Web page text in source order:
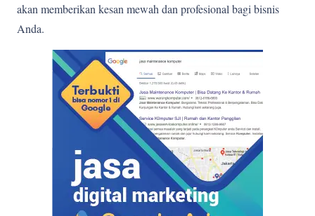
akan memberikan kesan mewah dan profesional bagi bisnis
Anda.